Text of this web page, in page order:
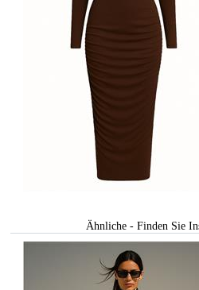
Ähnliche - Finden Sie